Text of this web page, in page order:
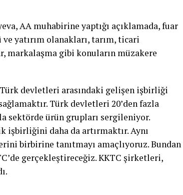
AA muhabirine yaptığı açıklamada, fuar
yatırım olanakları, tarım, ticari
markalaşma gibi konuların müzakere
Türk devletleri arasındaki gelişen işbirliği
Türk devletleri 20’den fazla
sektörde ürün grupları sergileniyor.
işbirliğini daha da artırmaktır. Aynı
birbirine tanıtmayı amaçlıyoruz. Bundan
gerçekleştireceğiz. KKTC şirketleri,